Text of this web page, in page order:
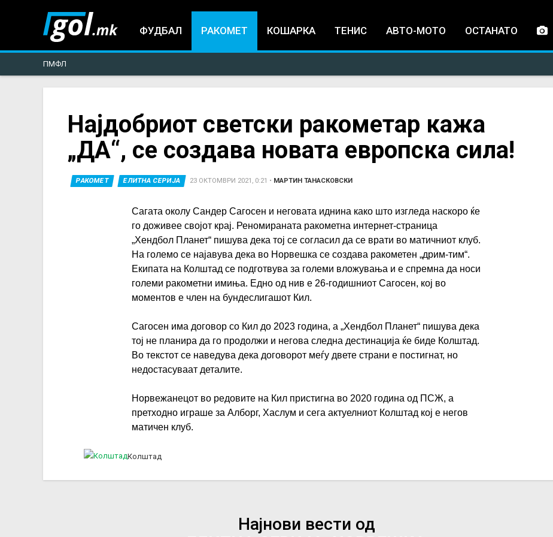
ФУДБАЛ РАКОМЕТ КОШАРКА ТЕНИС АВТО-МОТО ОСТАНАТО
ПМФЛ
here
Најдобриот светски ракометар кажа
„ДА“, се создава новата европска сила!
РАКОМЕТ ЕЛИТНА СЕРИЈА 23 ОКТОМВРИ 2021, 0:21 • МАРТИН ТАНАСКОВСКИ
Сагата околу Сандер Сагосен и неговата иднина како што изгледа наскоро ќе
го доживее својот крај. Реномираната ракометна интернет-страница
„Хендбол Планет“ пишува дека тој се согласил да се врати во матичниот клуб.
На големо се најавува дека во Норвешка се создава ракометен „дрим-тим“.
Екипата на Колштад се подготвува за големи вложувања и е спремна да носи
големи ракометни имиња. Едно од нив е 26-годишниот Сагосен, кој во
моментов е член на бундеслигашот Кил.
Сагосен има договор со Кил до 2023 година, а „Хендбол Планет“ пишува дека
тој не планира да го продолжи и негова следна дестинација ќе биде Колштад.
Во текстот се наведува дека договорот меѓу двете страни е постигнат, но
недостасуваат деталите.
Норвежанецот во редовите на Кил пристигна во 2020 година од ПСЖ, а
претходно играше за Алборг, Хаслум и сега актуелниот Колштад кој е негов
матичен клуб.
Колштад
Најнови вести од